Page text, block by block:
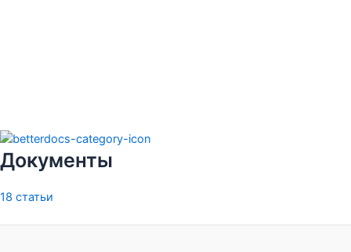
Документы
18 статьи